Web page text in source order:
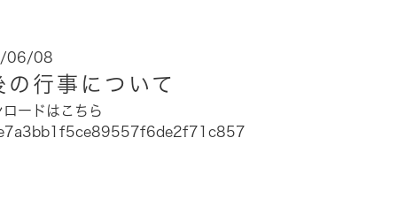
06/08
の行事について
ロードはこちら